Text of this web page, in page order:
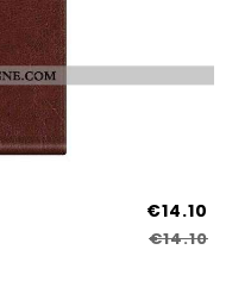
€14.10
€14.10